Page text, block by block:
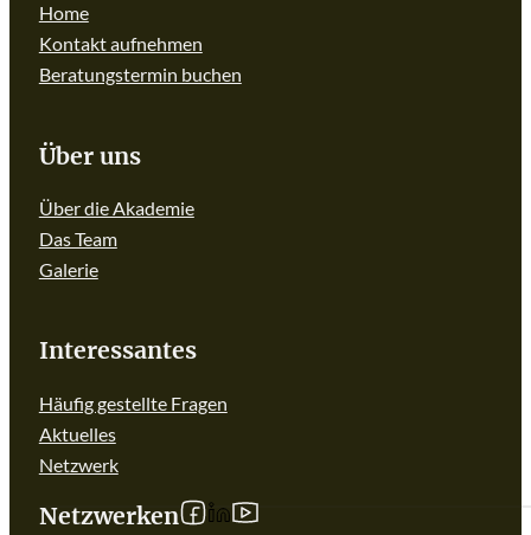
Home
Kontakt aufnehmen
Beratungstermin buchen
Über uns
Über die Akademie
Das Team
Galerie
Interessantes
Häufig gestellte Fragen
Aktuelles
Netzwerk
Netzwerken Follow us on Facebook
Follow us on linkedIn